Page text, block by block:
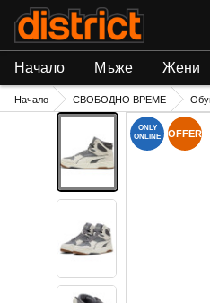
Начало Мъже Жени
Начало СВОБОДНО ВРЕМЕ
ONLY
ONLINE
OFFER